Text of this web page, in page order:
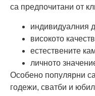
са предпочитани от
индивидуалния
високото
естествените
личното
Особено популярни
годежи, сватби и